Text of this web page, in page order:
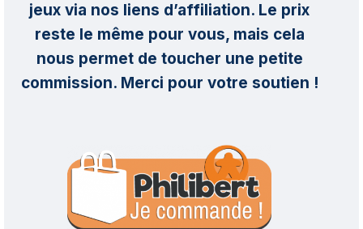
jeux via nos liens d’affiliation. Le prix
reste le même pour vous, mais cela
nous permet de toucher une petite
commission. Merci pour votre soutien !